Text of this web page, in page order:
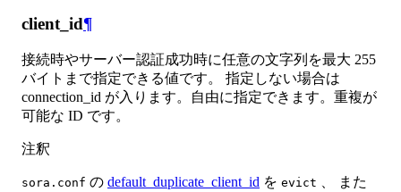
client_id¶
接続時やサーバー認証成功時に任意の文字列を最大 255
バイトまで指定できる値です。 指定しない場合は
connection_id が入ります。自由に指定できます。重複が
可能な ID です。
注釈
sora.conf の default_duplicate_client_id を evict
、 また